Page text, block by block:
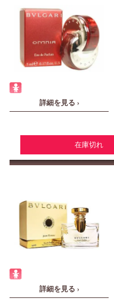
詳細を見る ›
在庫切れ
詳細を見る ›